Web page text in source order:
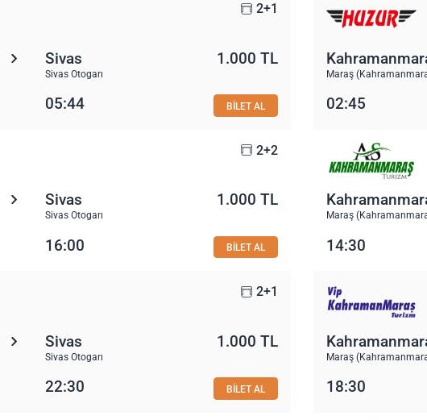
2+1
Sivas
Sivas Otogarı
1.000 TL
05:44 BİLET AL
Maraş
02:45
2+2
Sivas
Sivas Otogarı
1.000 TL
16:00 BİLET AL
Maraş
14:30
2+1
Sivas
Sivas Otogarı
1.000 TL
22:30 BİLET AL
Maraş
18:30